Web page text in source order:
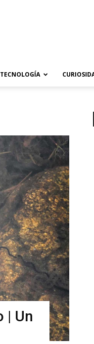
TECNOLOGÍA
| Un